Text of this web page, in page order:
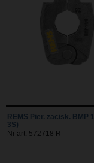
REMS Pier. zacisk. BMP
3S)
Nr art. 572718 R